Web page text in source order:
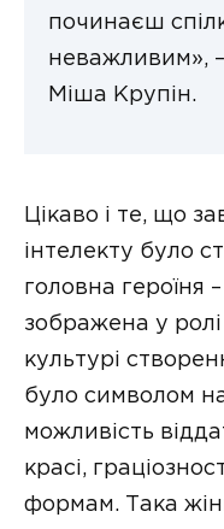
починаєш
неважливим», –
Міша Крупін.
Цікаво і те, що
інтелекту було
головна героїня
зображена у ролі
культурі
було символом
можливість
красі,
формам. Така